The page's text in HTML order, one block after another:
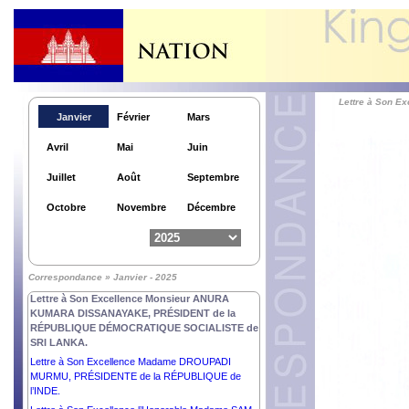
Janvier Février Mars
Avril Mai Juin
Juillet Août Septembre
Octobre Novembre Décembre
Correspondance » Janvier - 2025
Lettre à Son Excellence la Très Honorable CINDY
KIRO, GOUVERNEURE GÉNÉRALE de la
NOUVELLE –ZELANDE.
Lettre à Son Excellence Monsieur ANURA
KUMARA DISSANAYAKE, PRÉSIDENT de la
RÉPUBLIQUE DÉMOCRATIQUE SOCIALISTE de
SRI LANKA.
Lettre à Son Excellence Madame DROUPADI
MURMU, PRÉSIDENTE de la RÉPUBLIQUE de
l’INDE.
Lettre à Son